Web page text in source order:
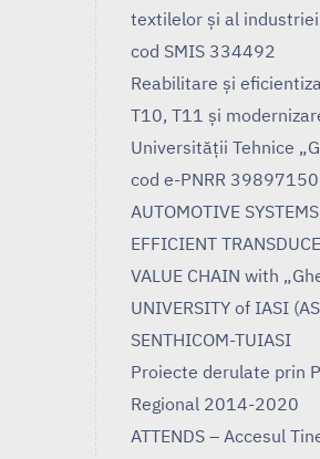
textilelor și al industriei
cod SMIS 334492
Reabilitare și
T10, T11 și
Universității Tehnice
cod e-PNRR
AUTOMOTIVE
EFFICIENT
VALUE CHAIN with
UNIVERSITY of IASI
SENTHICOM-TUIASI
Proiecte derulate prin
Regional 2014-2020
ATTENDS – Accesul